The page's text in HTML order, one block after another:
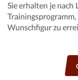
Sie erhalten je nach
Wunschfigur zu